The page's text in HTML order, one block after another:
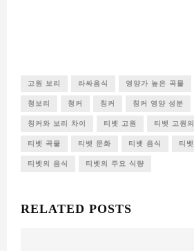
고원 보리 라싸음식 영양가 높은 곡물
청보리 청커 칭커 칭커 영양 성분
칭커와 보리 차이 티벳 고원 티벳 고원
티벳 곡물 티벳 문화 티벳 음식 티
티벳의 음식 티벳의 주요 식량
RELATED POSTS